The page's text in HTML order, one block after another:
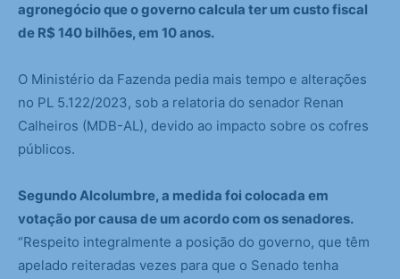
agronegócio que o governo calcula ter um custo fiscal
de R$ 140 bilhões, em 10 anos.
O Ministério da Fazenda pedia mais tempo e alterações
no PL 5.122/2023, sob a relatoria do senador Renan
Calheiros (MDB-AL), devido ao impacto sobre os cofres
públicos.
Segundo Alcolumbre, a medida foi colocada em
votação por causa de um acordo com os senadores.
“Respeito integralmente a posição do governo, que têm
apelado reiteradas vezes para que o Senado tenha